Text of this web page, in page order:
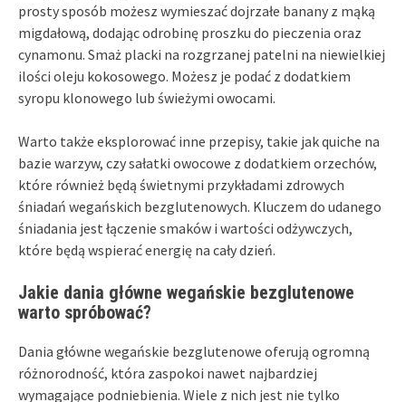
prosty sposób możesz wymieszać dojrzałe banany z mąką
migdałową, dodając odrobinę proszku do pieczenia oraz
cynamonu. Smaż placki na rozgrzanej patelni na niewielkiej
ilości oleju kokosowego. Możesz je podać z dodatkiem
syropu klonowego lub świeżymi owocami.
Warto także eksplorować inne przepisy, takie jak quiche na
bazie warzyw, czy sałatki owocowe z dodatkiem orzechów,
które również będą świetnymi przykładami zdrowych
śniadań wegańskich bezglutenowych. Kluczem do udanego
śniadania jest łączenie smaków i wartości odżywczych,
które będą wspierać energię na cały dzień.
Jakie dania główne wegańskie bezglutenowe
warto spróbować?
Dania główne wegańskie bezglutenowe oferują ogromną
różnorodność, która zaspokoi nawet najbardziej
wymagające podniebienia. Wiele z nich jest nie tylko